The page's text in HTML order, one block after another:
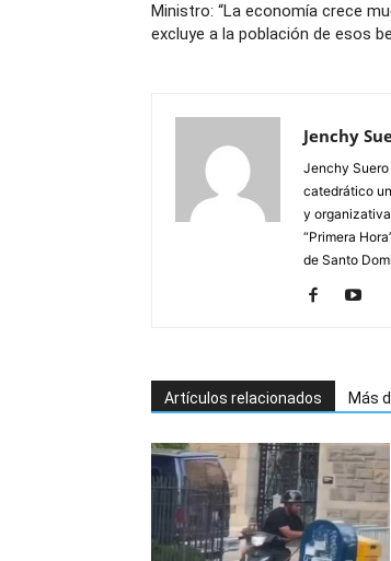
Ministro: “La economía crece
excluye a la población de esos
Jenchy
Jenchy
catedrático
y
“Primera
de Santo
Artículos relacionados Más